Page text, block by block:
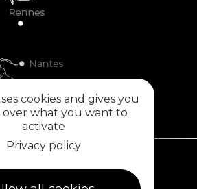
cookies and gives you
what you want to
activate
Privacy policy